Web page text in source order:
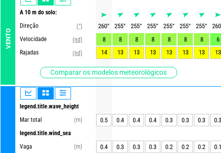
VENTO
A 10 m do solo:
Direção
(°)
Velocidade
(nd)
Rajadas
(nd)
Comparar os modelos meteorológicos
legend.title.wave_height
Mar total
(m)
legend.title.wind_sea
Vaga
(m)
260° 255° 255° 255° 255° 255° 255°
260
8
8 8 8 8 8 8
6
14
13 13 13 13 13 13 13
0.5 0.4 0.4 0.4 0.3 0.3 0.3 0.3
0.4 0.3 0.3 0.3 0.2 0.2 0.2 0.1